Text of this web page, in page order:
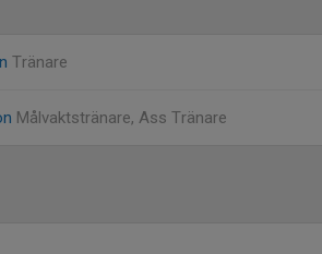
Tränare
Målvaktstränare, Ass Tränare